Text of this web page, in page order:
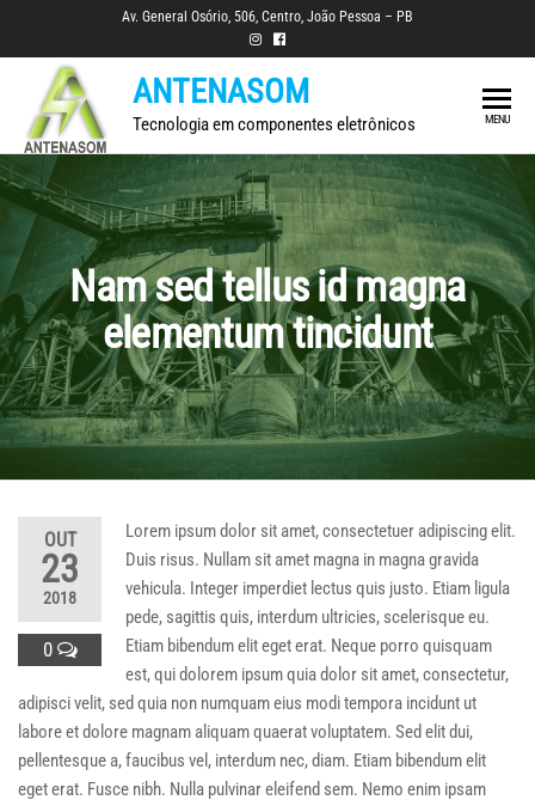
content
Av. General Osório, 506, Centro, João Pessoa – PB
ANTENASOM
Tecnologia em componentes eletrônicos MENU
Nam sed tellus id magna
elementum tincidunt
OUT
23
2018
0
Lorem ipsum dolor sit amet, consectetuer adipiscing elit.
Duis risus. Nullam sit amet magna in magna gravida
vehicula. Integer imperdiet lectus quis justo. Etiam ligula
pede, sagittis quis, interdum ultricies, scelerisque eu.
Etiam bibendum elit eget erat. Neque porro quisquam
est, qui dolorem ipsum quia dolor sit amet, consectetur,
adipisci velit, sed quia non numquam eius modi tempora incidunt ut
labore et dolore magnam aliquam quaerat voluptatem. Sed elit dui,
pellentesque a, faucibus vel, interdum nec, diam. Etiam bibendum elit
eget erat. Fusce nibh. Nulla pulvinar eleifend sem. Nemo enim ipsam